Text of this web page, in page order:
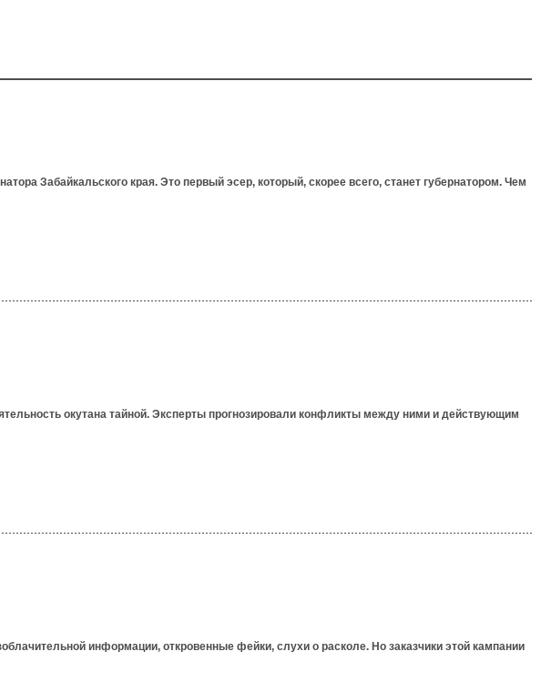
Забайкальского края. Это первый эсер, который, скорее всего, станет губернатором. Чем
окутана тайной. Эксперты прогнозировали конфликты между ними и действующим
информации, откровенные фейки, слухи о расколе. Но заказчики этой кампании